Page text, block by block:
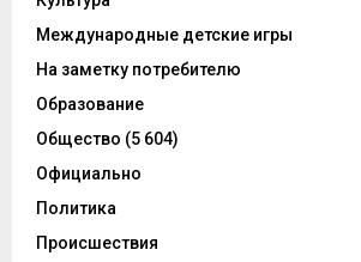
Международные детские игры
На заметку потребителю
Образование
Общество (5 604)
Официально
Политика
Происшествия